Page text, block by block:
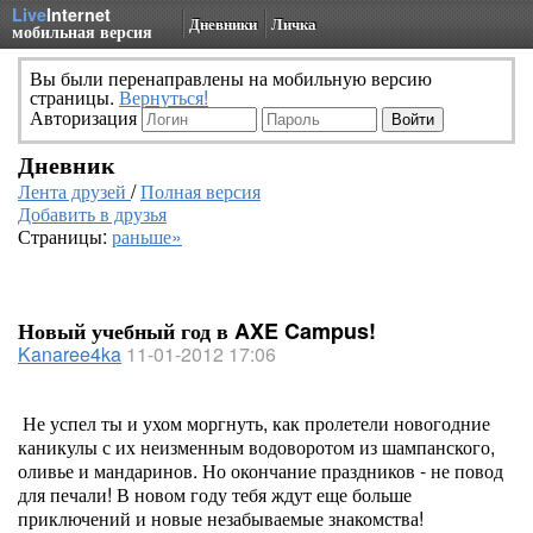
LiveInternet
мобильная версия Дневники Личка
Вы были перенаправлены на мобильную версию
страницы. Вернуться!
Авторизация
Дневник
Лента друзей /Полная версия
Добавить в друзья
Страницы: раньше»
Новый учебный год в AXE Campus!
Kanaree4ka 11-01-2012 17:06
Не успел ты и ухом моргнуть, как пролетели новогодние
каникулы с их неизменным водоворотом из шампанского,
оливье и мандаринов. Но окончание праздников - не повод
для печали! В новом году тебя ждут еще больше
приключений и новые незабываемые знакомства!